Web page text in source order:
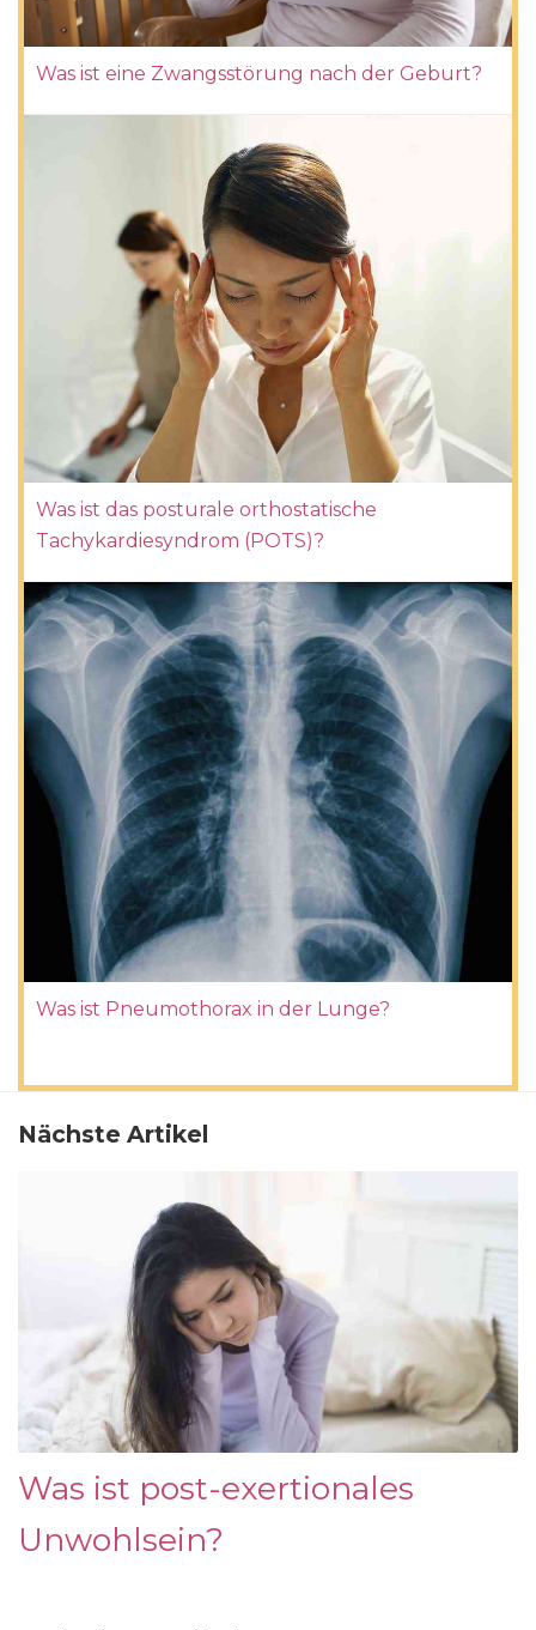
Was ist eine Zwangsstörung nach der Geburt?
Was ist das posturale orthostatische
Tachykardiesyndrom (POTS)?
Was ist Pneumothorax in der Lunge?
Nächste Artikel
Was ist post-exertionales
Unwohlsein?